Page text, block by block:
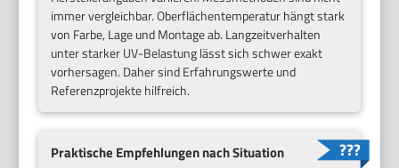
immer vergleichbar. Oberflächentemperatur hängt stark
von Farbe, Lage und Montage ab. Langzeitverhalten
unter starker UV-Belastung lässt sich schwer exakt
vorhersagen. Daher sind Erfahrungswerte und
Referenzprojekte hilfreich.
Praktische Empfehlungen nach Situation